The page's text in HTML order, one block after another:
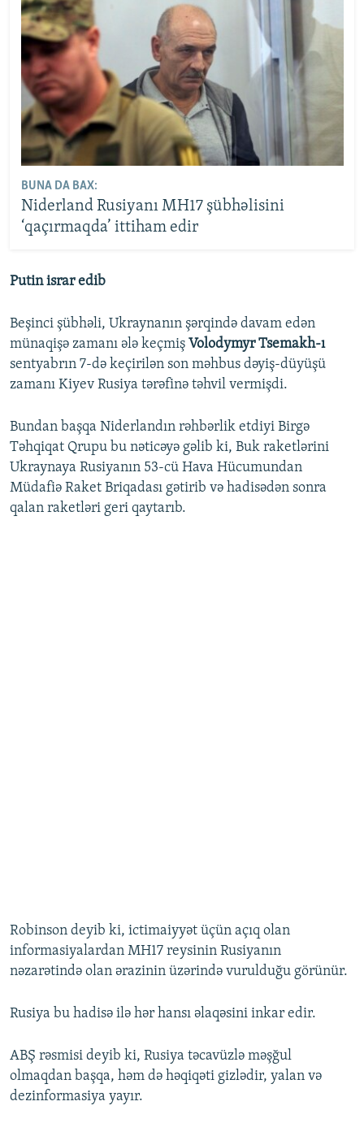
BUNA DA BAX:
Niderland Rusiyanı MH17 şübhəlisini
‘qaçırmaqda’ ittiham edir
Putin israr edib
Beşinci şübhəli, Ukraynanın şərqində davam edən
münaqişə zamanı ələ keçmiş Volodymyr Tsemakh-ı
sentyabrın 7-də keçirilən son məhbus dəyiş-düyüşü
zamanı Kiyev Rusiya tərəfinə təhvil vermişdi.
Bundan başqa Niderlandın rəhbərlik etdiyi Birgə
Təhqiqat Qrupu bu nəticəyə gəlib ki, Buk raketlərini
Ukraynaya Rusiyanın 53-cü Hava Hücumundan
Müdafiə Raket Briqadası gətirib və hadisədən sonra
qalan raketləri geri qaytarıb.
Robinson deyib ki, ictimaiyyət üçün açıq olan
informasiyalardan MH17 reysinin Rusiyanın
nəzarətində olan ərazinin üzərində vurulduğu görünür.
Rusiya bu hadisə ilə hər hansı əlaqəsini inkar edir.
ABŞ rəsmisi deyib ki, Rusiya təcavüzlə məşğul
olmaqdan başqa, həm də həqiqəti gizlədir, yalan və
dezinformasiya yayır.